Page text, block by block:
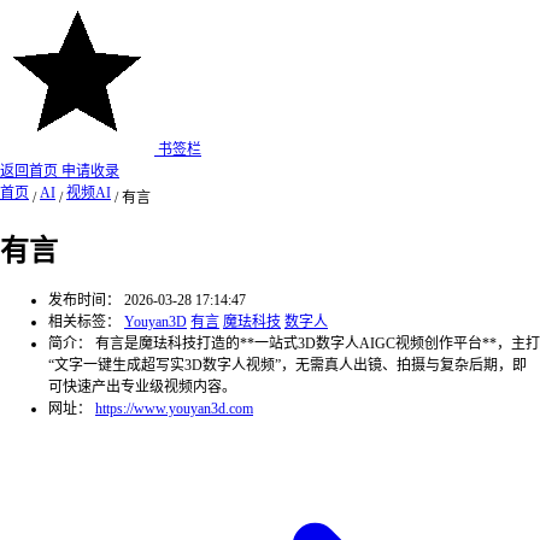
书签栏
返回首页 申请收录
首页 / AI / 视频AI / 有言
有言
发布时间：
2026-03-28 17:14:47
相关标签：
Youyan3D 有言 魔珐科技 数字人
简介：
有言是魔珐科技打造的**一站式3D数字人AIGC视频创作平台**，主打
“文字一键生成超写实3D数字人视频”，无需真人出镜、拍摄与复杂后期，即
可快速产出专业级视频内容。
网址：
https://www.youyan3d.com